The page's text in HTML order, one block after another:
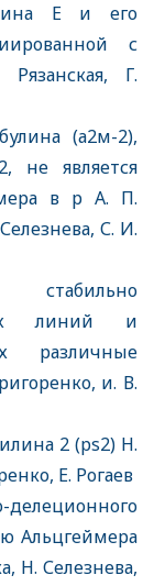
Е и его
с
Г.
(а2м-2),
не является
в р А. П.
С. И.
линий и
различные
и. В.
2 (ps2) Н.
Е. Рогаев
делеционного
Альцгеймера
Н. Селезнева,